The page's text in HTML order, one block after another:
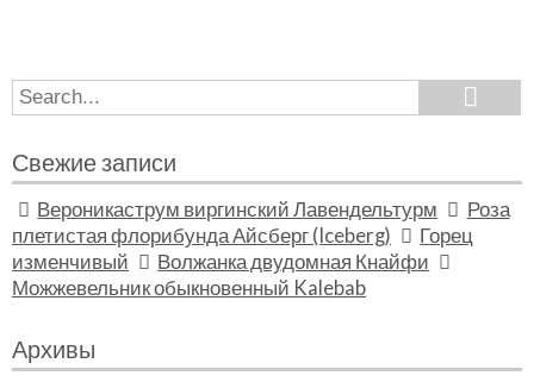
Search
for:
Свежие записи
Вероникаструм виргинский Лавендельтурм
Роза
плетистая флорибунда Айсберг (Iceberg)
Горец
изменчивый
Волжанка двудомная Кнайфи
Можжевельник обыкновенный Kalebab
Архивы